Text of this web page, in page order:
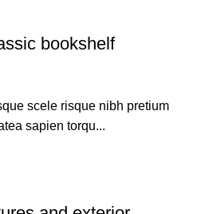
bookshelf
scele risque nibh pretium
sapien torqu...